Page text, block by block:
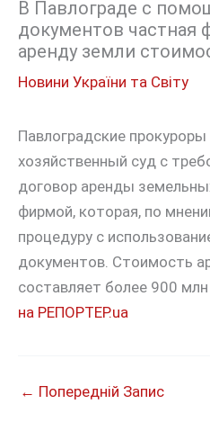
В Павлограде с
документов частная
аренду земли
Новини України та Світу
Павлоградские
хозяйственный суд с
договор аренды
фирмой, которая, по
процедуру с
документов. Стоимость
составляет более 900 млн
на РЕПОРТЕР.ua
← Попередній Запис